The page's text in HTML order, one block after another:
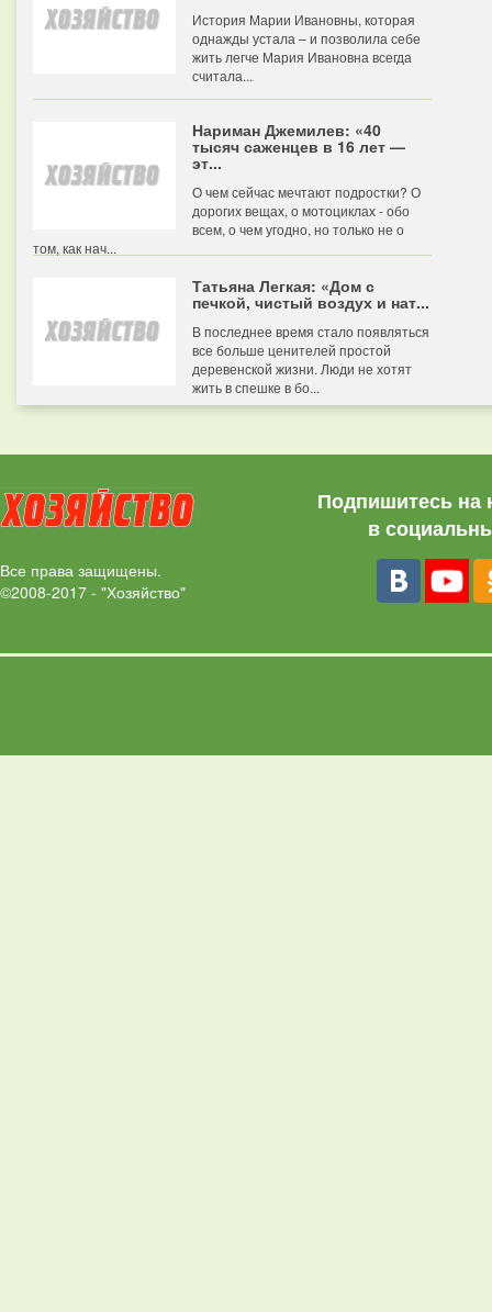
История Марии Ивановны, которая
однажды устала – и позволила себе
жить легче Мария Ивановна всегда
считала...
Нариман Джемилев: «40
тысяч саженцев в 16 лет —
эт...
О чем сейчас мечтают подростки? О
дорогих вещах, о мотоциклах - обо
всем, о чем угодно, но только не о
том, как нач...
Татьяна Легкая: «Дом с
печкой, чистый воздух и нат...
В последнее время стало появляться
все больше ценителей простой
деревенской жизни. Люди не хотят
жить в спешке в бо...
Все права защищены.
©2008-2017 - "Хозяйство"
Подпишитесь на
в